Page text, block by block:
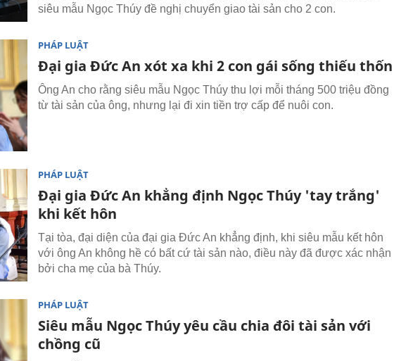
siêu mẫu Ngọc Thúy đề nghị chuyển giao tài sản cho 2 con.
PHÁP LUẬT
Đại gia Đức An xót xa khi 2 con gái sống thiếu thốn
Ông An cho rằng siêu mẫu Ngọc Thúy thu lợi mỗi tháng 500 triệu đồng
từ tài sản của ông, nhưng lại đi xin tiền trợ cấp để nuôi con.
PHÁP LUẬT
Đại gia Đức An khẳng định Ngọc Thúy 'tay trắng'
khi kết hôn
Tại tòa, đại diện của đại gia Đức An khẳng định, khi siêu mẫu kết hôn
với ông An không hề có bất cứ tài sản nào, điều này đã được xác nhận
bởi cha mẹ của bà Thúy.
PHÁP LUẬT
Siêu mẫu Ngọc Thúy yêu cầu chia đôi tài sản với
chồng cũ